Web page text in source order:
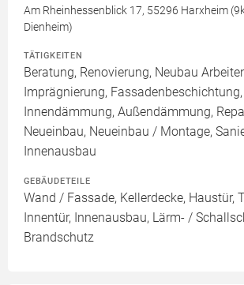
Am Rheinhessenblick 17, 55296 Harxheim
Dienheim)
TÄTIGKEITEN
Beratung, Renovierung, Neubau
Imprägnierung,
Innendämmung, Außendämmung,
Neueinbau, Neueinbau / Montage,
Innenausbau
GEBÄUDETEILE
Wand / Fassade, Kellerdecke, Haustür,
Innentür, Innenausbau, Lärm- /
Brandschutz